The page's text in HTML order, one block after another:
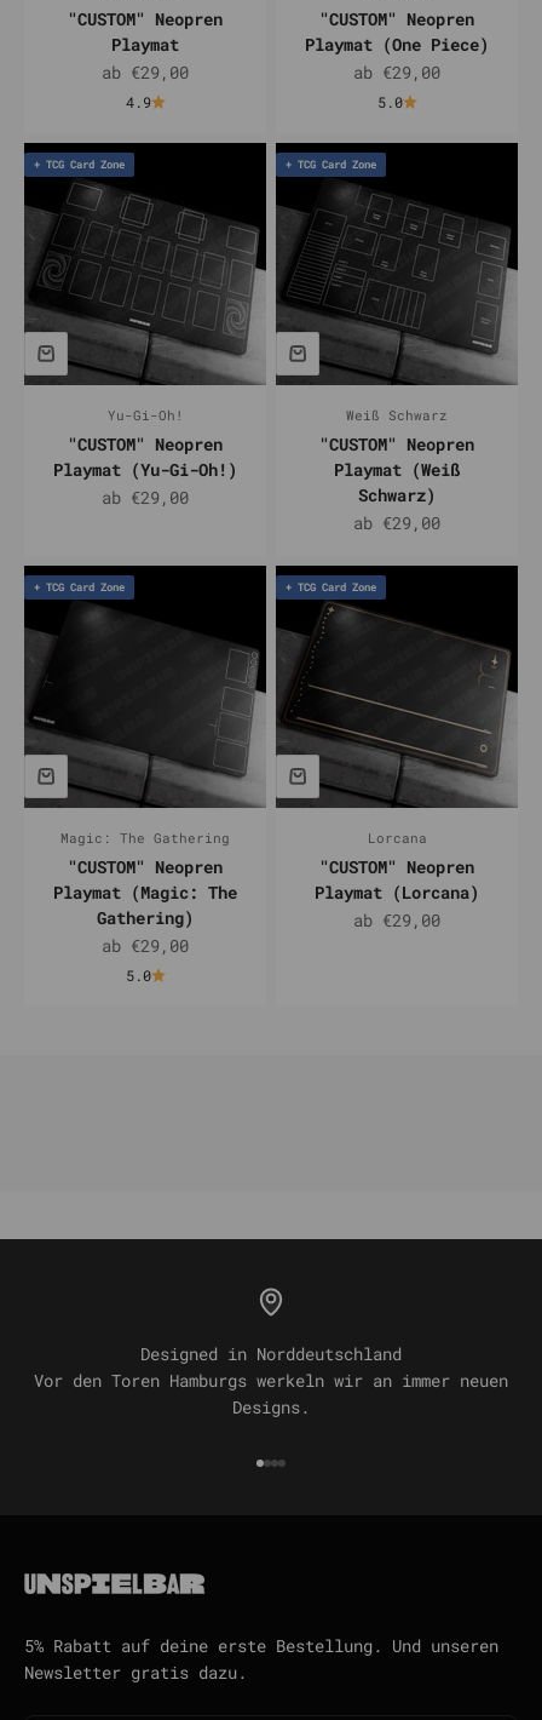
"CUSTOM" Neopren
Playmat
Angebot
ab €29,00
4.9
"CUSTOM" Neopren
Playmat (One Piece)
Angebot
ab €29,00
5.0
+ TCG Card Zone
Yu-Gi-Oh!
"CUSTOM" Neopren
Playmat (Yu-Gi-Oh!)
Angebot
ab €29,00
+ TCG Card Zone
Weiß Schwarz
"CUSTOM" Neopren
Playmat (Weiß
Schwarz)
Angebot
ab €29,00
+ TCG Card Zone
Magic: The Gathering
"CUSTOM" Neopren
Playmat (Magic: The
Gathering)
Angebot
ab €29,00
5.0
+ TCG Card Zone
Lorcana
"CUSTOM" Neopren
Playmat (Lorcana)
Angebot
ab €29,00
Designed in Norddeutschland
Vor den Toren Hamburgs werkeln wir an immer neuen
Designs.
Gehe zu Element 1
Gehe zu Element 2
Gehe zu Element 3
Gehe zu Element 4
5% Rabatt auf deine erste Bestellung. Und unseren
Newsletter gratis dazu.